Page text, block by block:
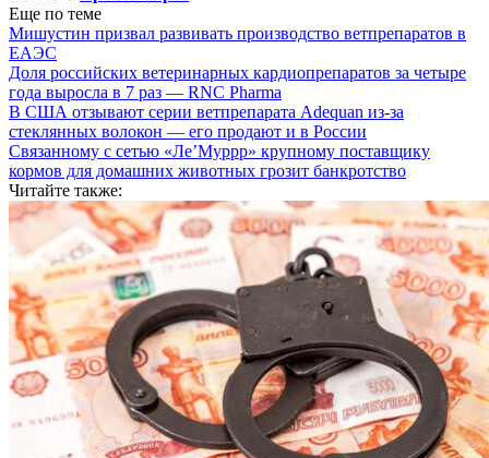
Еще по теме
Мишустин призвал развивать производство ветпрепаратов в
ЕАЭС
Доля российских ветеринарных кардиопрепаратов за четыре
года выросла в 7 раз — RNC Pharma
В США отзывают серии ветпрепарата Adequan из-за
стеклянных волокон — его продают и в России
Связанному с сетью «Ле’Муррр» крупному поставщику
кормов для домашних животных грозит банкротство
Читайте также: